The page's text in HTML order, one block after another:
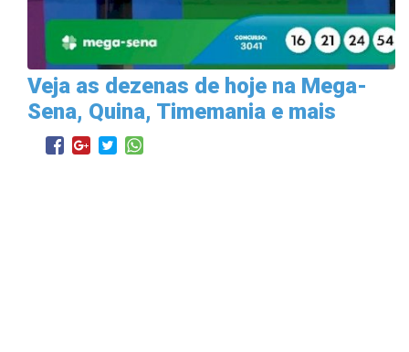
Veja as dezenas de hoje na Mega-
Sena, Quina, Timemania e mais